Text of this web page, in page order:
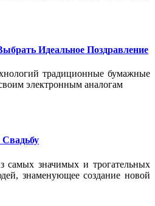
Идеальное Поздравление
традиционные бумажные
электронным аналогам
самых значимых и трогательных
знаменующее создание новой